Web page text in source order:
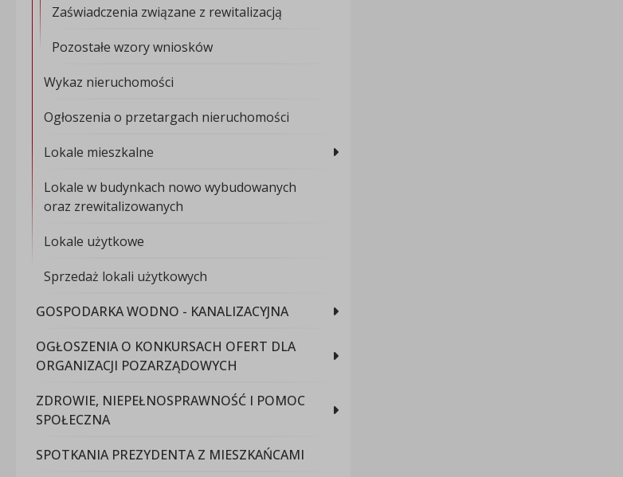
Zaświadczenia związane z rewitalizacją
Pozostałe wzory wniosków
Wykaz nieruchomości
Ogłoszenia o przetargach nieruchomości
Lokale mieszkalne
Lokale w budynkach nowo wybudowanych
oraz zrewitalizowanych
Lokale użytkowe
Sprzedaż lokali użytkowych
GOSPODARKA WODNO - KANALIZACYJNA
OGŁOSZENIA O KONKURSACH OFERT DLA
ORGANIZACJI POZARZĄDOWYCH
ZDROWIE, NIEPEŁNOSPRAWNOŚĆ I POMOC
SPOŁECZNA
SPOTKANIA PREZYDENTA Z MIESZKAŃCAMI